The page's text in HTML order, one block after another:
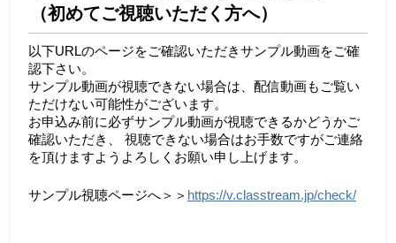
（初めてご視聴いただく方へ）
以下URLのページをご確認いただきサンプル動画をご確
認下さい。
サンプル動画が視聴できない場合は、配信動画もご覧い
ただけない可能性がございます。
お申込み前に必ずサンプル動画が視聴できるかどうかご
確認いただき、 視聴できない場合はお手数ですがご連絡
を頂けますようよろしくお願い申し上げます。
サンプル視聴ページへ＞＞ https://v.classtream.jp/check/